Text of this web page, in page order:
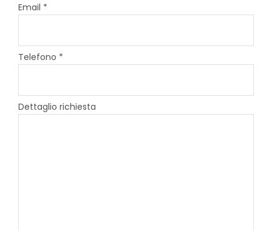
Email *
Telefono *
Dettaglio richiesta